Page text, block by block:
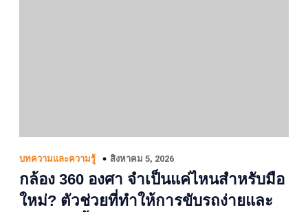
บทความและความรู้ สิงหาคม 5, 2026
กล้อง 360 องศา จำเป็นแค่ไหนสำหรับมือ
ใหม่? ตัวช่วยที่ทำให้การขับรถง่ายและ